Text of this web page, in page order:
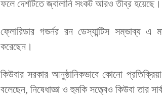
ফলে দেশটিতে জ্বালানি সংকট আরও তীব্র হয়েছে।
ফ্লোরিডার গভর্নর রন ডেস্যান্টিস সম্ভাব্য এ
করেছেন।
কিউবার সরকার আনুষ্ঠানিকভাবে কোনো
বলেছেন, নিষেধাজ্ঞা ও হুমকি সত্ত্বেও কিউবা তার